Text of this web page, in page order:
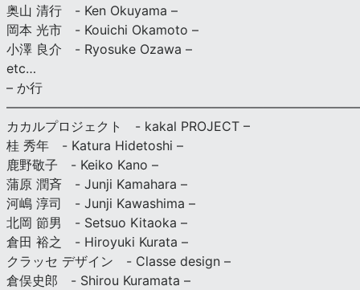
奥山 清行 - Ken Okuyama –
岡本 光市 - Kouichi Okamoto –
小澤 良介 - Ryosuke Ozawa –
etc…
– か行
カカルプロジェクト - kakal PROJECT –
桂 秀年 - Katura Hidetoshi –
鹿野敬子 - Keiko Kano –
蒲原 潤斉 - Junji Kamahara –
河嶋 淳司 - Junji Kawashima –
北岡 節男 - Setsuo Kitaoka –
倉田 裕之 - Hiroyuki Kurata –
クラッセ デザイン - Classe design –
倉俣史郎 - Shirou Kuramata –